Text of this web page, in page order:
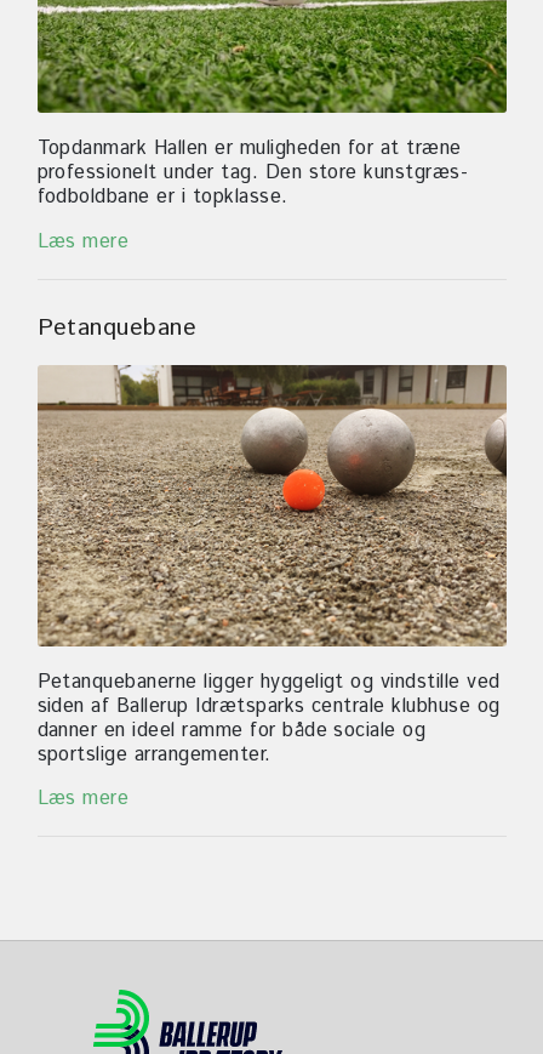
Topdanmark Hallen er muligheden for at træne
professionelt under tag. Den store kunstgræs-
fodboldbane er i topklasse.
Læs mere
Petanquebane
Petanquebanerne ligger hyggeligt og vindstille ved
siden af Ballerup Idrætsparks centrale klubhuse og
danner en ideel ramme for både sociale og
sportslige arrangementer.
Læs mere